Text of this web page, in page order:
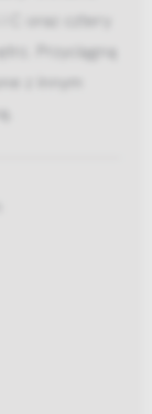
C oraz cztery
Przyciągną
z innym